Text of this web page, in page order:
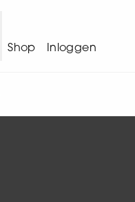
Shop Inloggen